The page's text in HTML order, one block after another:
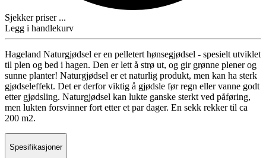
Sjekker priser ...
Legg i handlekurv
Hageland Naturgjødsel er en pelletert hønsegjødsel - spesielt utviklet
til plen og bed i hagen. Den er lett å strø ut, og gir grønne plener og
sunne planter! Naturgjødsel er et naturlig produkt, men kan ha sterk
gjødseleffekt. Det er derfor viktig å gjødsle før regn eller vanne godt
etter gjødsling. Naturgjødsel kan lukte ganske sterkt ved påføring,
men lukten forsvinner fort etter et par dager. En sekk rekker til ca
200 m2.
Spesifikasjoner